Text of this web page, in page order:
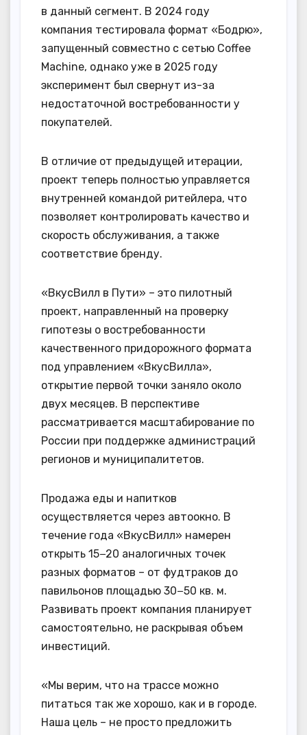
в данный сегмент. В 2024 году
компания тестировала формат «Бодрю»,
запущенный совместно с сетью Coffee
Machine, однако уже в 2025 году
эксперимент был свернут из-за
недостаточной востребованности у
покупателей.
В отличие от предыдущей итерации,
проект теперь полностью управляется
внутренней командой ритейлера, что
позволяет контролировать качество и
скорость обслуживания, а также
соответствие бренду.
«ВкусВилл в Пути» – это пилотный
проект, направленный на проверку
гипотезы о востребованности
качественного придорожного формата
под управлением «ВкусВилла»,
открытие первой точки заняло около
двух месяцев. В перспективе
рассматривается масштабирование по
России при поддержке администраций
регионов и муниципалитетов.
Продажа еды и напитков
осуществляется через автоокно. В
течение года «ВкусВилл» намерен
открыть 15−20 аналогичных точек
разных форматов – от фудтраков до
павильонов площадью 30−50 кв. м.
Развивать проект компания планирует
самостоятельно, не раскрывая объем
инвестиций.
«Мы верим, что на трассе можно
питаться так же хорошо, как и в городе.
Наша цель – не просто предложить